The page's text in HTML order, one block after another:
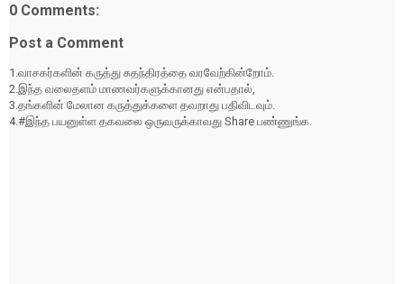
0 Comments:
Post a Comment
1.வாசகர்களின் கருத்து சுதந்திரத்தை வரவேற்கின்றோம்.
2.இந்த வலைதளம் மாணவர்களுக்கானது என்பதால்,
3.தங்களின் மேலான கருத்துக்களை தவறாது பதிவிடவும்.
4.#இந்த பயனுள்ள தகவலை ஒருவருக்காவது Share பண்ணுங்க.